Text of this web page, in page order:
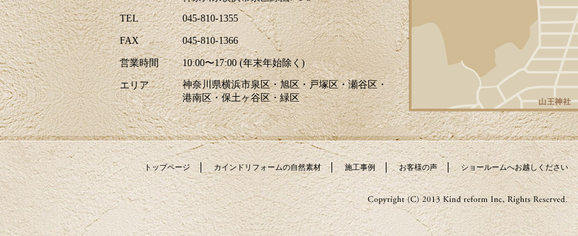
TEL
045-810-1355
FAX 045-810-1366
営業時間 10:00〜17:00 (年末年始除く)
エリア
神奈川県横浜市泉区・旭区・戸塚区・瀬谷区・
港南区・保土ヶ谷区・緑区
トップページ カインドリフォームの自然素材 施工事例 お客様の声 ショールームへお越しください